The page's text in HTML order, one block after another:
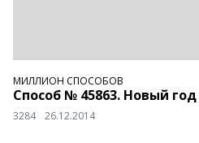
МИЛЛИОН СПОСОБОВ
Способ № 45863. Новый
3284 26.12.2014